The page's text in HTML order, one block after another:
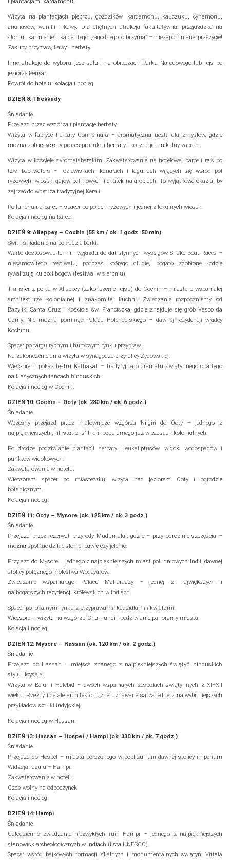
Wizyta na plantacjach pieprzu, goździków, kardamonu, kauczuku, cynamonu,
ananasów, wanilii i kawy. Dla chętnych atrakcja fakultatywna: przejażdżka na
słoniu, karmienie i kąpiel tego „łagodnego olbrzyma” – niezapomniane przeżycie!
Zakupy przypraw, kawy i herbaty.
Inne atrakcje do wyboru: jeep safari na obrzeżach Parku Narodowego lub rejs po
jeziorze Periyar.
Powrót do hotelu, kolacja i nocleg.
DZIEŃ 8: Thekkady
Śniadanie.
Przejazd przez wzgórza i plantacje herbaty.
Wizyta w fabryce herbaty Connemara – aromatyczna uczta dla zmysłów, gdzie
można zobaczyć cały proces produkcji herbaty i poczuć jej unikalny zapach.
Wizyta w kościele syromalabarskim. Zakwaterowanie na hotelowej barce i rejs po
tzw. backwaters – rozlewiskach, kanałach i lagunach wijących się wśród pól
ryżowych, wiosek, gajów palmowych i chatek na groblach. To wyjątkowa okazja, by
zajrzeć do wnętrza tradycyjnej Kerali.
Po lunchu na barce – spacer po polach ryżowych i jednej z lokalnych wiosek.
Kolacja i nocleg na barce.
DZIEŃ 9: Alleppey – Cochin (55 km / ok. 1 godz. 50 min)
Świt i śniadanie na pokładzie barki.
Warto dostosować termin wyjazdu do dat słynnych wyścigów Snake Boat Races –
niesamowitego festiwalu, podczas którego długie, bogato zdobione łodzie
rywalizują ku czci bogów (festiwal w sierpniu).
Transfer z portu w Alleppey (zakończenie rejsu) do Cochin – miasta o wspaniałej
architekturze kolonialnej i znakomitej kuchni. Zwiedzanie rozpoczniemy od
Bazyliki Santa Cruz i Kościoła św. Franciszka, gdzie znajduje się grób Vasco da
Gamy. Nie można pominąć Pałacu Holenderskiego – dawnej rezydencji władcy
Kochinu.
Spacer po targu rybnym i hurtowym rynku przypraw.
Na zakończenie dnia wizyta w synagodze przy ulicy Żydowskiej.
Wieczorem pokaz teatru Kathakali – tradycyjnego dramatu świątynnego opartego
na klasycznych tańcach hinduskich.
Kolacja i nocleg w Cochin.
DZIEŃ 10: Cochin – Ooty (ok. 280 km / ok. 6 godz.)
Śniadanie.
Wczesny przejazd przez malownicze wzgórza Nilgiri do Ooty – jednego z
najpiękniejszych „hill stations” Indii, popularnego już w czasach kolonialnych.
Po drodze podziwianie plantacji herbaty i eukaliptusów, widoki wodospadów i
punktów widokowych.
Zakwaterowanie w hotelu.
Wieczorem spacer po miasteczku, wizyta nad jeziorem Ooty i ogrodzie
botanicznym.
Kolacja i nocleg.
DZIEŃ 11: Ooty – Mysore (ok. 125 km / ok. 3 godz.)
Śniadanie.
Przejazd przez rezerwat przyrody Mudumalai, gdzie – przy odrobinie szczęścia –
można spotkać dzikie słonie, pawie czy jelenie.
Przyjazd do Mysore – jednego z najpiękniejszych miast południowych Indii, dawnej
stolicy potężnego królestwa Wodeyarów.
Zwiedzanie wspaniałego Pałacu Maharadży – jednej z największych i
najbogatszych rezydencji królewskich w Indiach.
Spacer po lokalnym rynku z przyprawami, kadzidłami i kwiatami.
Wieczorem wizyta na wzgórzu Chamundi i podziwianie panoramy miasta.
Kolacja i nocleg.
DZIEŃ 12: Mysore – Hassan (ok. 120 km / ok. 2 godz.)
Śniadanie.
Przejazd do Hassan – miejsca znanego z najpiękniejszych świątyń hinduskich
stylu Hoysala.
Wizyta w Belur i Halebid – dwóch wspaniałych zespołach świątynnych z XI–XII
wieku. Rzeźby i detale architektoniczne uznawane są za jedne z najwybitniejszych
przykładów sztuki indyjskiej.
Kolacja i nocleg w Hassan.
DZIEŃ 13: Hassan – Hospet / Hampi (ok. 330 km / ok. 7 godz.)
Śniadanie.
Przejazd do Hospet – miasta położonego w pobliżu ruin dawnej stolicy imperium
Widźajanagara – Hampi.
Zakwaterowanie w hotelu.
Czas wolny na odpoczynek.
Kolacja i nocleg.
DZIEŃ 14: Hampi
Śniadanie.
Całodzienne zwiedzanie niezwykłych ruin Hampi – jednego z najpiękniejszych
stanowisk archeologicznych w Indiach (lista UNESCO).
Spacer wśród bajkowych formacji skalnych i monumentalnych świątyń: Vittala